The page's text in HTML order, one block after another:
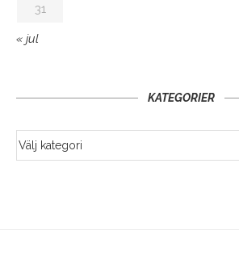
31
« jul
KATEGORIER